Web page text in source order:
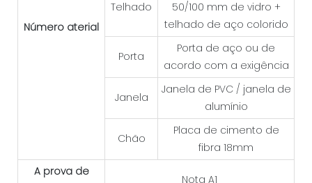
Número aterial
Telhado
50/100 mm de vidro +
telhado de aço colorido
Porta
Porta de aço ou de
acordo com a exigência
Janela
Janela de PVC / janela de
alumínio
Chão
Placa de cimento de
fibra 18mm
A prova de
Nota A1